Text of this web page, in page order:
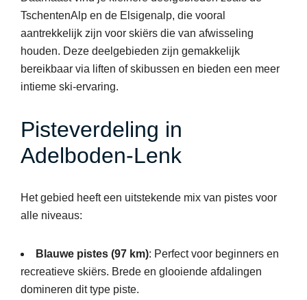
TschentenAlp en de Elsigenalp, die vooral
aantrekkelijk zijn voor skiërs die van afwisseling
houden. Deze deelgebieden zijn gemakkelijk
bereikbaar via liften of skibussen en bieden een meer
intieme ski-ervaring.
Pisteverdeling in
Adelboden-Lenk
Het gebied heeft een uitstekende mix van pistes voor
alle niveaus:
Blauwe pistes (97 km): Perfect voor beginners en
recreatieve skiërs. Brede en glooiende afdalingen
domineren dit type piste.